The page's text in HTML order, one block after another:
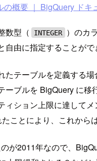
概要 ｜ BigQuery ドキ
数型（ INTEGER ）のカ
由に指定することが
たテーブルを定義する
ーブルを BigQuery に
ィション上限に達して
ことにより、これから
が2011年なので、